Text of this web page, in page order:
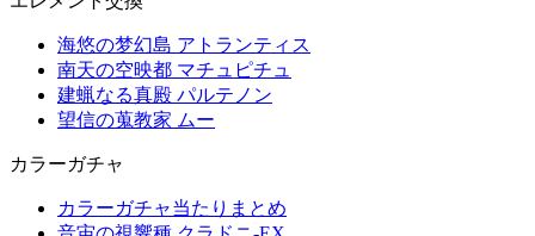
海悠の梦幻島 アトランティス
南天の空映都 マチュピチュ
建蝋なる真殿 パルテノン
望信の蒐教家 ムー
カラーガチャ
カラーガチャ当たりまとめ